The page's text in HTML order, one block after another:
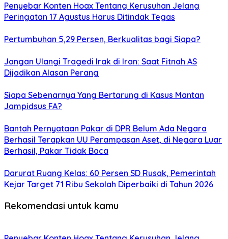
Penyebar Konten Hoax Tentang Kerusuhan Jelang
Peringatan 17 Agustus Harus Ditindak Tegas
Pertumbuhan 5,29 Persen, Berkualitas bagi Siapa?
Jangan Ulangi Tragedi Irak di Iran: Saat Fitnah AS
Dijadikan Alasan Perang
Siapa Sebenarnya Yang Bertarung di Kasus Mantan
Jampidsus FA?
Bantah Pernyataan Pakar di DPR Belum Ada Negara
Berhasil Terapkan UU Perampasan Aset, di Negara Luar
Berhasil, Pakar Tidak Baca
Darurat Ruang Kelas: 60 Persen SD Rusak, Pemerintah
Kejar Target 71 Ribu Sekolah Diperbaiki di Tahun 2026
Rekomendasi untuk kamu